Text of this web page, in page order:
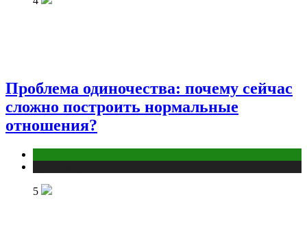
Проблема одиночества: почему сейчас
сложно построить нормальные
отношения?
5